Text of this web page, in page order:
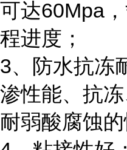
可达60Mpa
程进度；
3、防水抗冻
渗性能、抗冻
耐弱酸腐蚀